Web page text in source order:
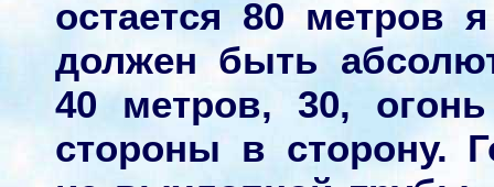
остается 80 метров
должен быть
40 метров, 30,
стороны в сторону.